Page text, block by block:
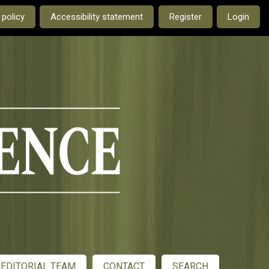
current language is:Accessibility statement Register Login
EDITORIAL TEAM CONTACT SEARCH